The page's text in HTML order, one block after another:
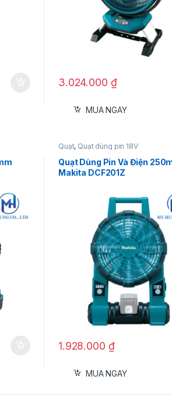
3.024.000 ₫
MUA NGAY
Quạt, Quạt dùng pin 18V
Quạt Dùng Pin Và Điện
Makita DCF201Z
1.928.000 ₫
MUA NGAY